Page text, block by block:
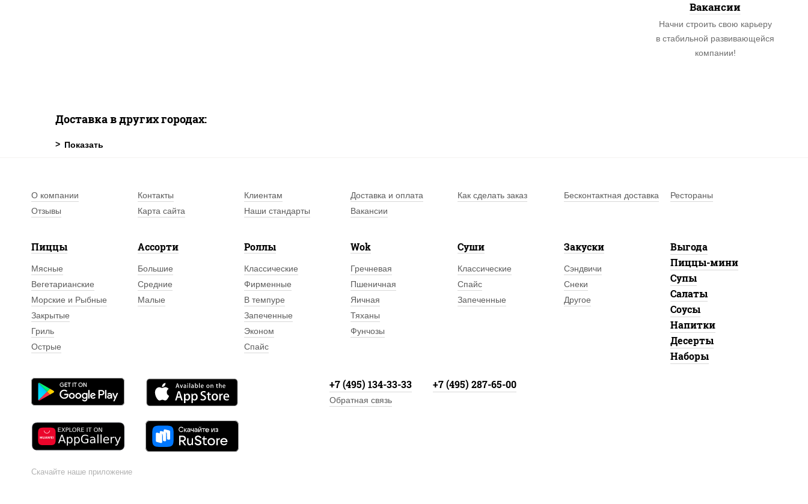
Вакансии
Начни строить свою карьеру
в стабильной развивающейся
компании!
Доставка в других городах:
О компании Контакты Клиентам Доставка и оплата Как сделать заказ Бесконтактная доставка
Рестораны
Отзывы
Карта сайта Наши стандарты Вакансии
Пиццы
Мясные
Вегетарианские
Морские и Рыбные
Закрытые
Гриль
Острые
Ассорти
Большие
Средние
Малые
Роллы
Классические
Фирменные
В темпуре
Запеченные
Эконом
Спайс
Wok
Гречневая
Пшеничная
Яичная
Тяханы
Фунчозы
Суши
Классические
Спайс
Запеченные
Закуски
Сэндвичи
Снеки
Другое
Выгода
Пиццы-мини
Супы
Салаты
Соусы
Напитки
Десерты
Наборы
Скачайте наше приложение
+7 (495) 134-33-33 +7 (495) 287-65-00
Обратная связь